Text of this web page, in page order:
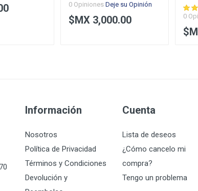
0 Opiniones Deje su Opinión
$MX 3,000.00 0
Información
Nosotros
Política de Privacidad
Términos y Condiciones
Devolución y
Cuenta
Lista de deseos
¿Cómo cancelo mi
compra?
Tengo un problema